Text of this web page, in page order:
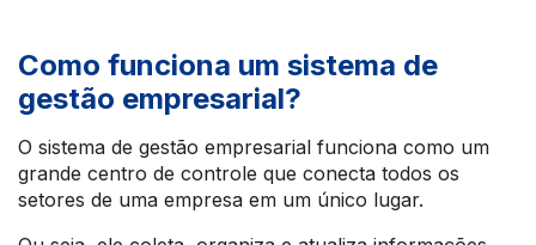
Como funciona um sistema de
gestão empresarial?
O sistema de gestão empresarial funciona como um
grande centro de controle que conecta todos os
setores de uma empresa em um único lugar.